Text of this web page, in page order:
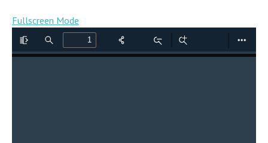
Fullscreen Mode